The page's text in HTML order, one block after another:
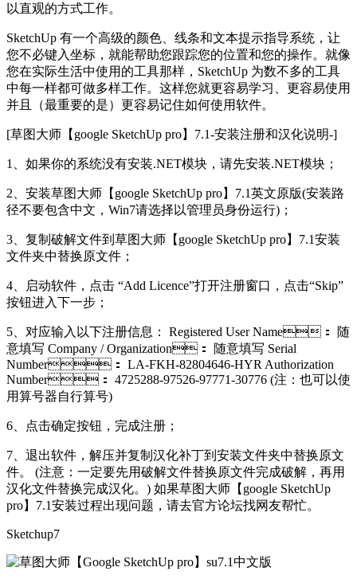
以直观的方式工作。
SketchUp 有一个高级的颜色、线条和文本提示指导系统，让
您不必键入坐标，就能帮助您跟踪您的位置和您的操作。就像
您在实际生活中使用的工具那样，SketchUp 为数不多的工具
中每一样都可做多样工作。这样您就更容易学习、更容易使用
并且（最重要的是）更容易记住如何使用软件。
[草图大师【google SketchUp pro】7.1-安装注册和汉化说明-]
1、如果你的系统没有安装.NET模块，请先安装.NET模块；
2、安装草图大师【google SketchUp pro】7.1英文原版(安装路
径不要包含中文，Win7请选择以管理员身份运行)；
3、复制破解文件到草图大师【google SketchUp pro】7.1安装
文件夹中替换原文件；
4、启动软件，点击 “Add Licence”打开注册窗口，点击“Skip”
按钮进入下一步；
5、对应输入以下注册信息： Registered User Name： 随
意填写 Company / Organization： 随意填写 Serial
Number： LA-FKH-82804646-HYR Authorization
Number： 4725288-97526-97771-30776 (注：也可以使
用算号器自行算号)
6、点击确定按钮，完成注册；
7、退出软件，解压并复制汉化补丁到安装文件夹中替换原文
件。 (注意：一定要先用破解文件替换原文件完成破解，再用
汉化文件替换完成汉化。) 如果草图大师【google SketchUp
pro】7.1安装过程出现问题，请去官方论坛找网友帮忙。
Sketchup7